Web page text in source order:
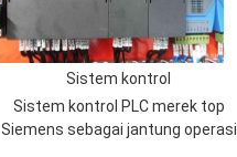
Sistem kontrol
Sistem kontrol PLC merek top
Siemens sebagai jantung operasi